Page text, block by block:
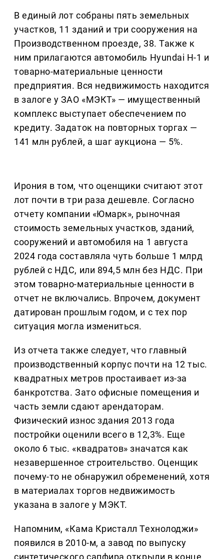
В единый лот собраны пять земельных
участков, 11 зданий и три сооружения на
Производственном проезде, 38. Также к
ним прилагаются автомобиль Hyundai H-1 и
товарно-материальные ценности
предприятия. Вся недвижимость находится
в залоге у ЗАО «МЭКТ» — имущественный
комплекс выступает обеспечением по
кредиту. Задаток на повторных торгах —
141 млн рублей, а шаг аукциона — 5%.
Ирония в том, что оценщики считают этот
лот почти в три раза дешевле. Согласно
отчету компании «Юмарк», рыночная
стоимость земельных участков, зданий,
сооружений и автомобиля на 1 августа
2024 года составляла чуть больше 1 млрд
рублей с НДС, или 894,5 млн без НДС. При
этом товарно-материальные ценности в
отчет не включались. Впрочем, документ
датирован прошлым годом, и с тех пор
ситуация могла измениться.
Из отчета также следует, что главный
производственный корпус почти на 12 тыс.
квадратных метров простаивает из-за
банкротства. Зато офисные помещения и
часть земли сдают арендаторам.
Физический износ здания 2013 года
постройки оценили всего в 12,3%. Еще
около 6 тыс. «квадратов» значатся как
незавершенное строительство. Оценщик
почему-то не обнаружил обременений, хотя
в материалах торгов недвижимость
указана в залоге у МЭКТ.
Напомним, «Кама Кристалл Технолоджи»
появился в 2010-м, а завод по выпуску